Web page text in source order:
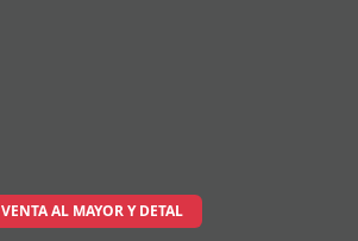
VENTA AL MAYOR Y DETAL